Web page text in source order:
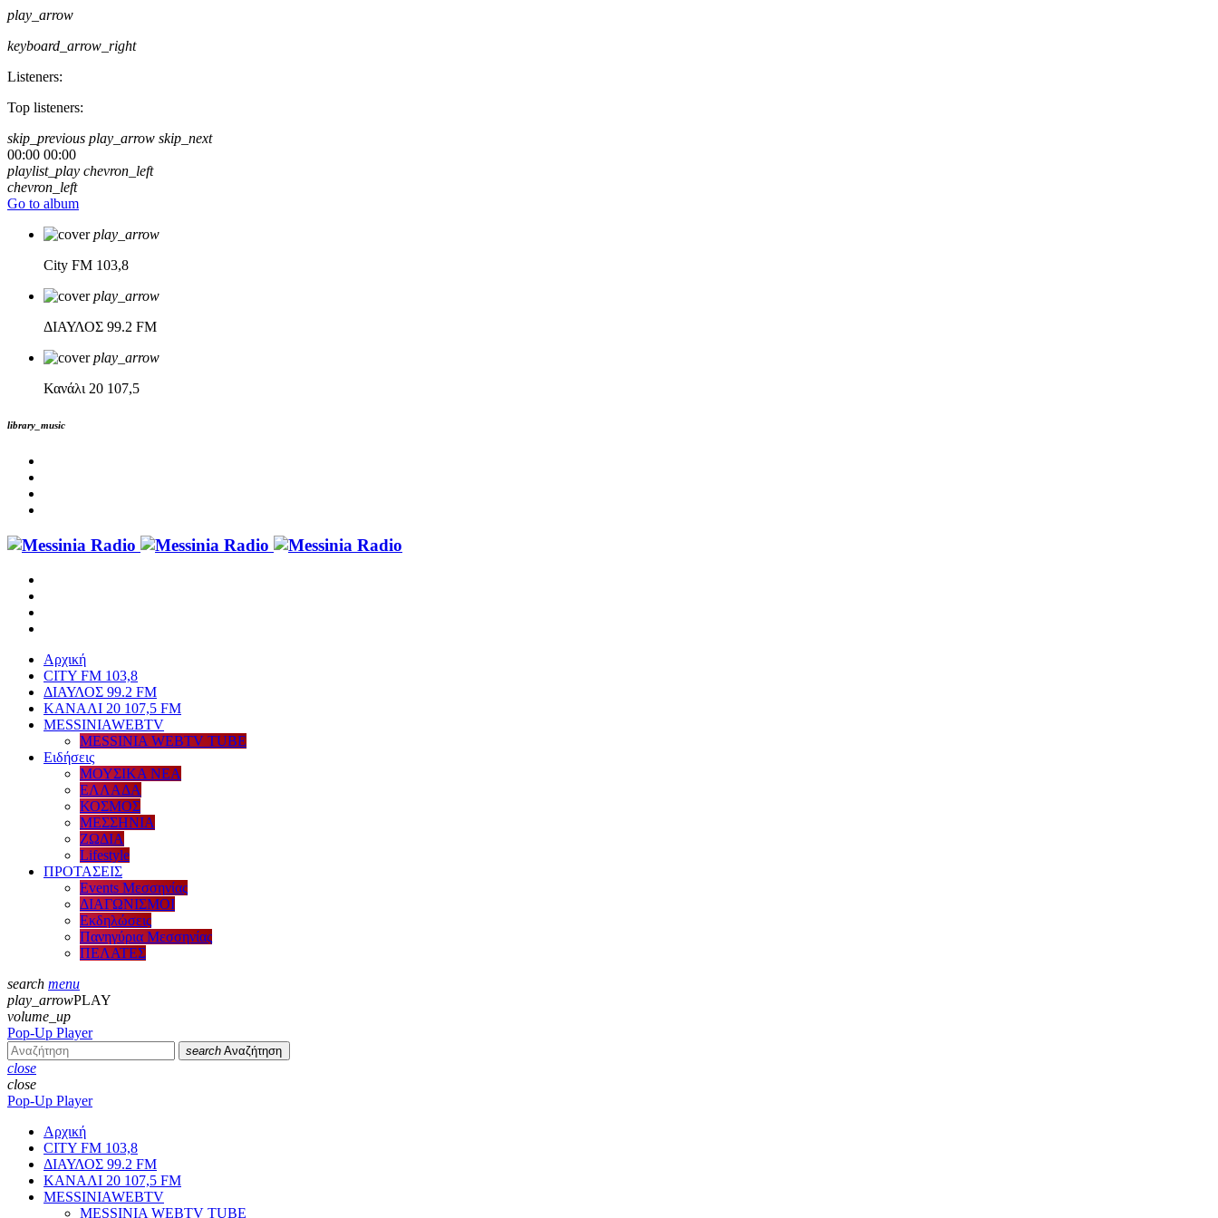
play_arrow
keyboard_arrow_right
Listeners:
Top listeners:
skip_previous play_arrow skip_next
00:00 00:00
playlist_play chevron_left
chevron_left
Go to album
play_arrow
City FM 103,8
play_arrow
ΔΙΑΥΛΟΣ 99.2 FM
play_arrow
Κανάλι 20 107,5
library_music
Αρχική
CITY FM 103,8
ΔΙΑΥΛΟΣ 99.2 FM
ΚΑΝΑΛΙ 20 107,5 FM
MESSINIAWEBTV
MESSINIA WEBTV TUBE
Eιδήσεις
ΜΟΥΣΙΚΑ ΝΕΑ
ΕΛΛΑΔΑ
ΚΟΣΜΟΣ
ΜΕΣΣΗΝΙΑ
ΖΩΔΙΑ
Lifestyle
ΠΡΟΤΑΣΕΙΣ
Events Μεσσηνίας
ΔΙΑΓΩΝΙΣΜΟΙ
Εκδηλώσεις
Πανηγύρια Μεσσηνίας
ΠΕΛΑΤΕΣ
search menu
play_arrowPLAY
volume_up
Pop-Up Player
search Αναζήτηση
close
close
Pop-Up Player
Αρχική
CITY FM 103,8
ΔΙΑΥΛΟΣ 99.2 FM
ΚΑΝΑΛΙ 20 107,5 FM
MESSINIAWEBTV
MESSINIA WEBTV TUBE